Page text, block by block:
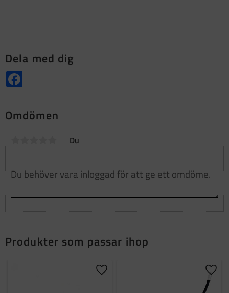
Dela med dig
Omdömen
Du
Produkter som passar ihop
Lägg till i favoriter